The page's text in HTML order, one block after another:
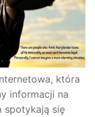
która
informacji na
spotykają się